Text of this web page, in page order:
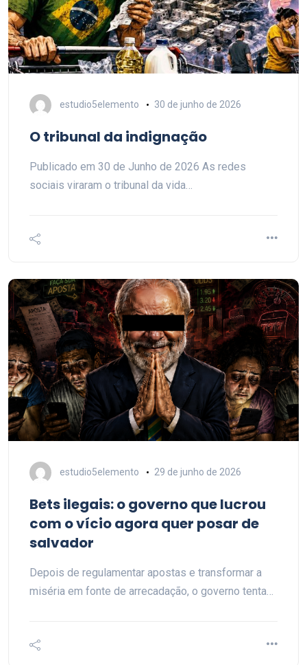
estudio5elemento 30 de junho de 2026
O tribunal da indignação
Publicado em 30 de Junho de 2026 As redes
sociais viraram o tribunal da vida…
estudio5elemento 29 de junho de 2026
Bets ilegais: o governo que lucrou
com o vício agora quer posar de
salvador
Depois de regulamentar apostas e transformar a
miséria em fonte de arrecadação, o governo tenta…